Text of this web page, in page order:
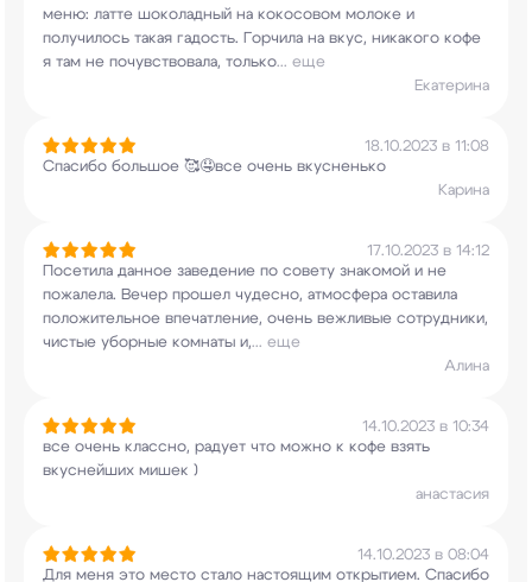
меню: латте шоколадный на кокосовом молоке и
получилось такая гадость. Горчила на вкус, никакого кофе
я там не почувствовала, только... еще
Екатерина
18.10.2023 в 11:08
Спасибо большое 🥰🤤все очень вкусненько
Карина
17.10.2023 в 14:12
Посетила данное заведение по совету знакомой и не
пожалела. Вечер прошел чудесно, атмосфера оставила
положительное впечатление, очень вежливые сотрудники,
чистые уборные комнаты и,... еще
Алина
14.10.2023 в 10:34
все очень классно, радует что можно к кофе взять
вкуснейших мишек )
анастасия
14.10.2023 в 08:04
Для меня это место стало настоящим открытием. Спасибо